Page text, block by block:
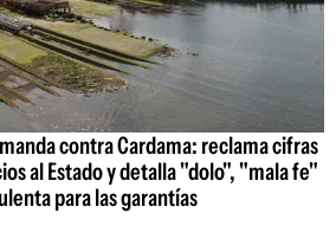
contra Cardama: reclama cifras
al Estado y detalla "dolo", "mala fe"
para las garantías